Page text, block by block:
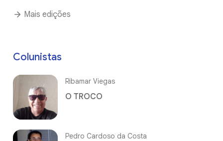
Mais edições
Colunistas
Ribamar Viegas
O TROCO
Pedro Cardoso da Costa